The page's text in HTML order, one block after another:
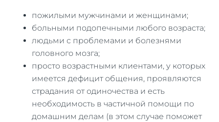
пожилыми мужчинами и женщинами;
больными подопечными любого возраста;
людьми с проблемами и болезнями
головного мозга;
просто возрастными клиентами, у которых
имеется дефицит общения, проявляются
страдания от одиночества и есть
необходимость в частичной помощи по
домашним делам (в этом случае поможет